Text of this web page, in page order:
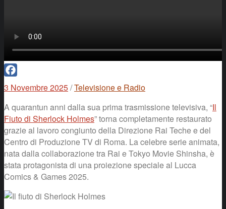
Facebook
3 Novembre 2025/Televisione e Radio
A quarantun anni dalla sua prima trasmissione televisiva, “Il
Fiuto di Sherlock Holmes” torna completamente restaurato
grazie al lavoro congiunto della Direzione Rai Teche e del
Centro di Produzione TV di Roma. La celebre serie animata,
nata dalla collaborazione tra Rai e Tokyo Movie Shinsha, è
stata protagonista di una proiezione speciale al Lucca
Comics & Games 2025.